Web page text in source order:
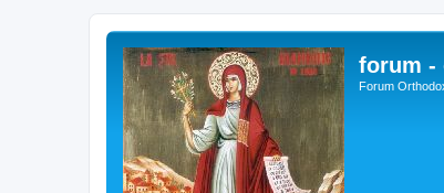
forum -
Forum